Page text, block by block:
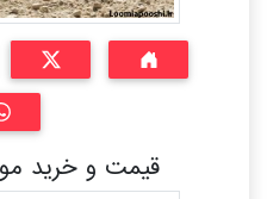
قیمت و خرید